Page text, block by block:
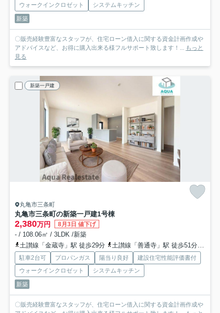
ウォークインクロゼット
システムキッチン
新築
〇販売経験豊富なスタッフが、住宅ローン借入に関する資金計画作成や
アドバイスなど、お得に購入出来る様フルサポート致します！...
もっと
見る
新築一戸建
丸亀市三条町
丸亀市三条町の新築一戸建1号棟
2,380万円 8月3日 値下げ
- / 108.06㎡ / 3LDK /新築
土讃線「金蔵寺」駅 徒歩29分
土讃線「善通寺」駅 徒歩51分
駐車2台可 プロパンガス 陽当り良好
建設住宅性能評価書付
ウォークインクロゼット
システムキッチン
新築
〇販売経験豊富なスタッフが、住宅ローン借入に関する資金計画作成や